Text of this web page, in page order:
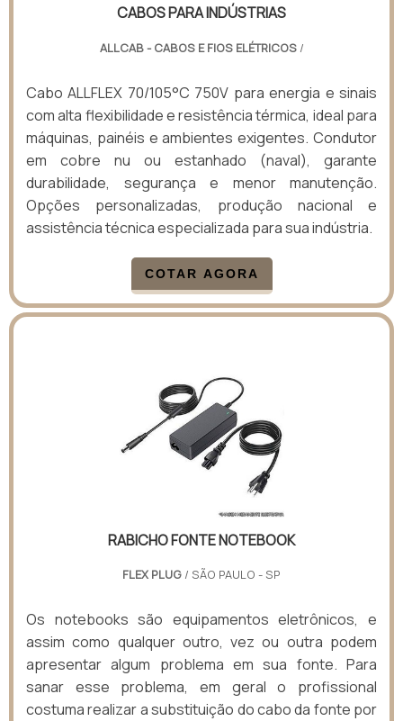
CABOS PARA INDÚSTRIAS
ALLCAB - CABOS E FIOS ELÉTRICOS/
Cabo ALLFLEX 70/105°C 750V para energia e sinais
com alta flexibilidade e resistência térmica, ideal para
máquinas, painéis e ambientes exigentes. Condutor
em cobre nu ou estanhado (naval), garante
durabilidade, segurança e menor manutenção.
Opções personalizadas, produção nacional e
assistência técnica especializada para sua indústria.
COTAR AGORA
RABICHO FONTE NOTEBOOK
FLEX PLUG / SÃO PAULO - SP
Os notebooks são equipamentos eletrônicos, e
assim como qualquer outro, vez ou outra podem
apresentar algum problema em sua fonte. Para
sanar esse problema, em geral o profissional
costuma realizar a substituição do cabo da fonte por